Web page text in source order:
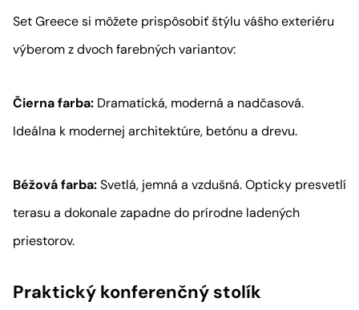
Set Greece si môžete prispôsobiť štýlu vášho exteriéru
výberom z dvoch farebných variantov:
Čierna farba: Dramatická, moderná a nadčasová.
Ideálna k modernej architektúre, betónu a drevu.
Béžová farba:Svetlá, jemná a vzdušná. Opticky presvetlí
terasu a dokonale zapadne do prírodne ladených
priestorov.
Praktický konferenčný stolík